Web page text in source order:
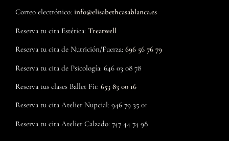
Correo electrónico: info@elisabethcasablanca.es
Reserva tu cita Estética: Treatwell
Reserva tu cita de Nutrición/Fuerza: 696 56 76 79
Reserva tu cita de Psicología: 646 03 08 78
Reserva tus clases Ballet Fit: 653 83 00 16
Reserva tu cita Atelier Nupcial: 946 79 35 01
Reserva tu cita Atelier Calzado: 747 44 74 98